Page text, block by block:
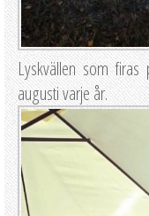
Lyskvällen som
augusti varje år.